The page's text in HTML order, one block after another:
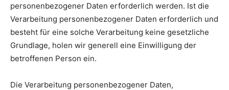
personenbezogener Daten erforderlich werden. Ist die
Verarbeitung personenbezogener Daten erforderlich und
besteht für eine solche Verarbeitung keine gesetzliche
Grundlage, holen wir generell eine Einwilligung der
betroffenen Person ein.
Die Verarbeitung personenbezogener Daten,